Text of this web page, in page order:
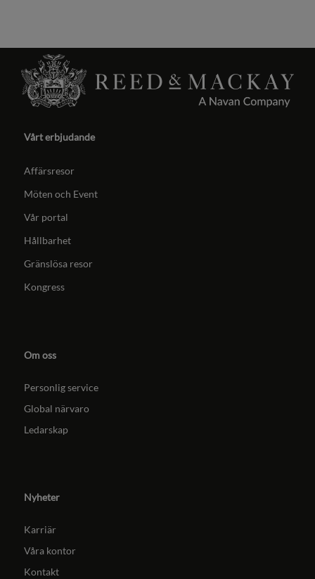
Vårt erbjudande
Affärsresor
Möten och Event
Vår portal
Hållbarhet
Gränslösa resor
Kongress
Om oss
Personlig service
Global närvaro
Ledarskap
Nyheter
Karriär
Våra kontor
Kontakt